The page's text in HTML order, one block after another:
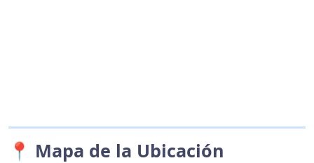
📍 Mapa de la Ubicación